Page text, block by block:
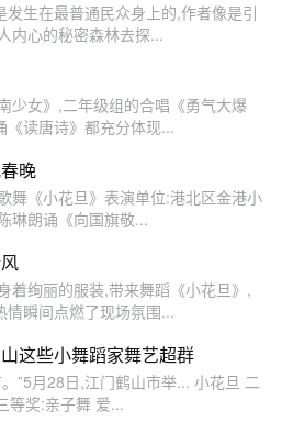
发生在最普通民众身上的,作者像是引
内心的秘密森林去探...
少女》,二年级组的合唱《勇气大爆
读唐诗》都充分体现...
晚
舞《小花旦》表演单位:港北区金港小
琳朗诵《向国旗敬...
着绚丽的服装,带来舞蹈《小花旦》,
情瞬间点燃了现场氛围...
这些小舞蹈家舞艺超群
”5月28日,江门鹤山市举... 小花旦 二
等奖:亲子舞 爱...